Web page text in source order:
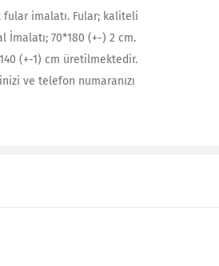
fular imalatı. Fular; kaliteli
İmalatı; 70*180 (+-) 2 cm.
(+-1) cm üretilmektedir.
ve telefon numaranızı